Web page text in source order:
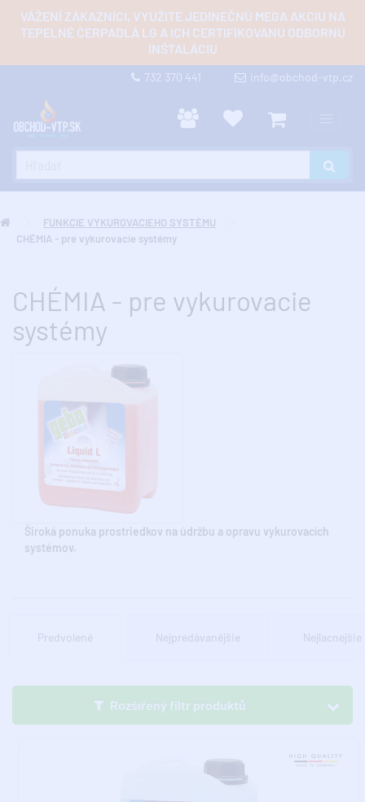
VÁŽENÍ ZÁKAZNÍCI, VYUŽITE JEDINEČNÚ MEGA AKCIU NA
TEPELNÉ ČERPADLÁ LG A ICH CERTIFIKOVANÚ ODBORNÚ
INŠTALÁCIU
732 370 441 info@obchod-vtp.cz
FUNKCIE VYKUROVACIEHO SYSTÉMU
CHÉMIA - pre vykurovacie systémy
CHÉMIA - pre vykurovacie
systémy
Široká ponuka prostriedkov na údržbu a opravu vykurovacích
systémov.
Predvolené Nejpredávanějšie Nejlacnejšie
Rozšířený filtr produktů